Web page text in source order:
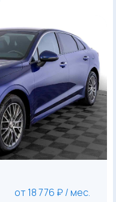
от 18 776 ₽ / мес.